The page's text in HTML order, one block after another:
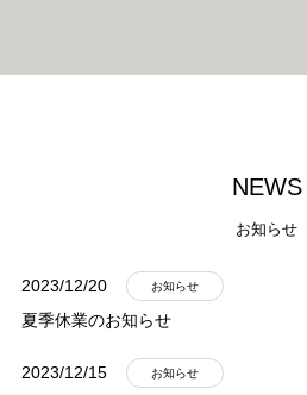
NEWS
お知らせ
2023/12/20 お知らせ
夏季休業のお知らせ
2023/12/15 お知らせ